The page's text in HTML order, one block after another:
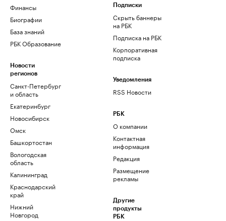
Финансы
Биографии
База знаний
РБК Образование
Новости
регионов
Санкт-Петербург
и область
Екатеринбург
Новосибирск
Омск
Башкортостан
Вологодская
область
Калининград
Краснодарский
край
Нижний
Новгород
Подписки
Скрыть баннеры
на РБК
Подписка на РБК
Корпоративная
подписка
Уведомления
RSS Новости
РБК
О компании
Контактная
информация
Редакция
Размещение
рекламы
Другие
продукты
РБК